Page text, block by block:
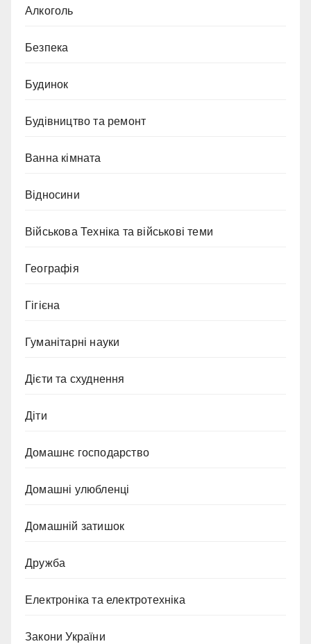
Алкоголь
Безпека
Будинок
Будівництво та ремонт
Ванна кімната
Відносини
Військова Техніка та військові теми
Географія
Гігієна
Гуманітарні науки
Дієти та схуднення
Діти
Домашнє господарство
Домашні улюбленці
Домашній затишок
Дружба
Електроніка та електротехніка
Закони України